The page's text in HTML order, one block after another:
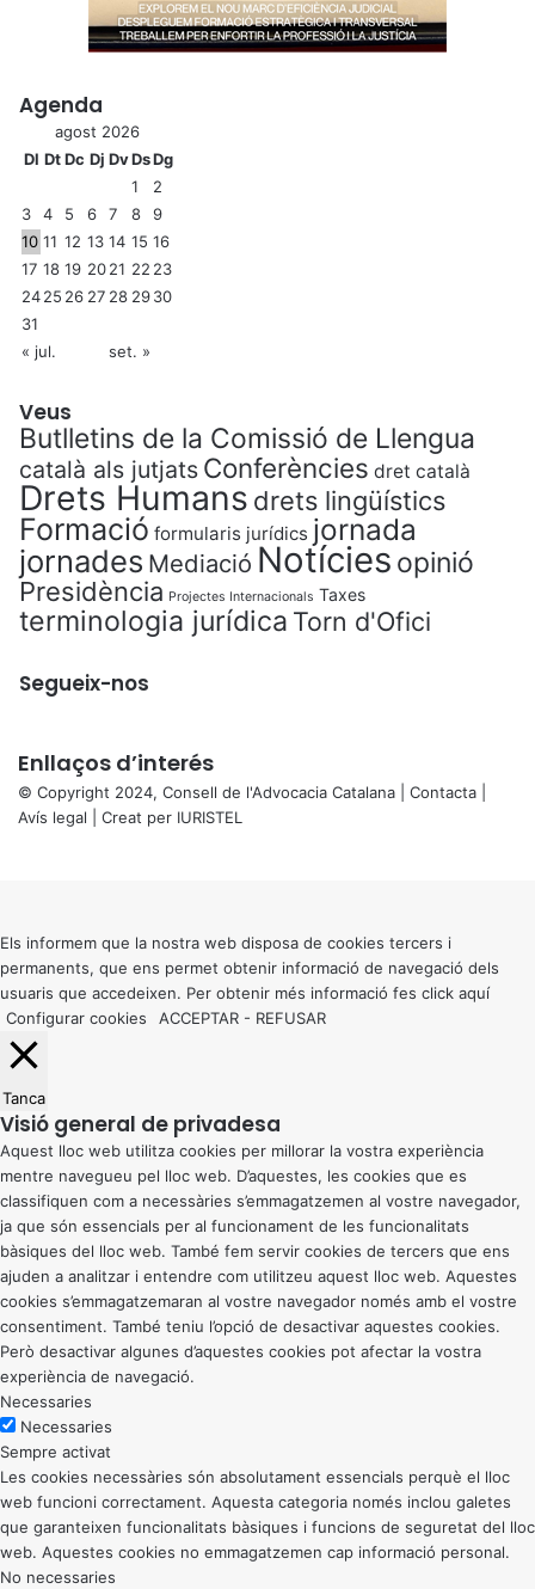
Agenda
agost 2026
Dl DtDc Dj DvDsDg
1
2
3
4 5 6 7 8
9
10 11 12 13 14 15 16
17 18 19 2021 22 23
2425 26 27 28 2930
31
« jul.
set. »
Veus
Butlletins de la Comissió de Llengua
català als jutjats Conferències dret català
Drets Humans drets lingüístics
Formació formularis jurídics jornada
jornades Mediació Notícies opinió
Presidència Projectes Internacionals Taxes
terminologia jurídica Torn d'Ofici
Segueix-nos
Enllaços d’interés
© Copyright 2024, Consell de l'Advocacia Catalana | Contacta
Avís legal | Creat per IURISTEL
button
Els informem que la nostra web disposa de cookies tercers i
permanents, que ens permet obtenir informació de navegació dels
usuaris que accedeixen. Per obtenir més informació fes click aquí
Configurar cookies
ACCEPTAR - REFUSAR
Tanca
Visió general de privadesa
Aquest lloc web utilitza cookies per millorar la vostra experiència
mentre navegueu pel lloc web. D’aquestes, les cookies que es
classifiquen com a necessàries s’emmagatzemen al vostre navegador,
ja que són essencials per al funcionament de les funcionalitats
bàsiques del lloc web. També fem servir cookies de tercers que ens
ajuden a analitzar i entendre com utilitzeu aquest lloc web. Aquestes
cookies s’emmagatzemaran al vostre navegador només amb el vostre
consentiment. També teniu l’opció de desactivar aquestes cookies.
Però desactivar algunes d’aquestes cookies pot afectar la vostra
experiència de navegació.
Necessaries
Necessaries
Sempre activat
Les cookies necessàries són absolutament essencials perquè el lloc
web funcioni correctament. Aquesta categoria només inclou galetes
que garanteixen funcionalitats bàsiques i funcions de seguretat del lloc
web. Aquestes cookies no emmagatzemen cap informació personal.
No necessaries